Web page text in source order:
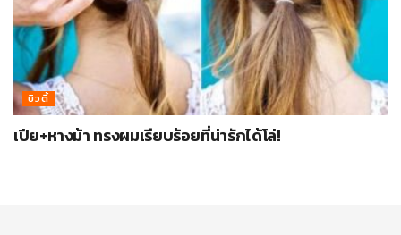
บิวตี้
เปีย+หางม้า ทรงผมเรียบร้อยที่น่ารักได้โล่!